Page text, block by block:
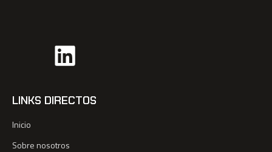
LINKS DIRECTOS
Inicio
Sobre nosotros